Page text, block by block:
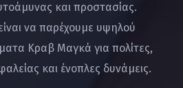
και προστασίας.
να παρέχουμε υψηλού
Κραβ Μαγκά για πολίτες,
και ένοπλες δυνάμεις.